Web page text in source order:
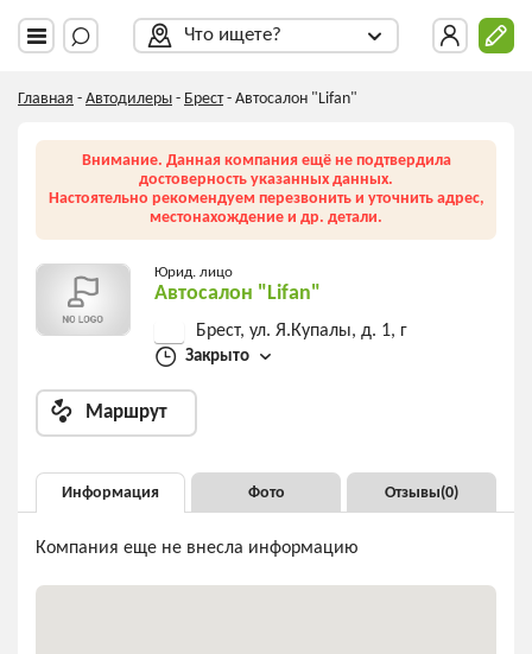
Что ищете?
Главная - Автодилеры - Брест- Автосалон "Lifan"
Внимание. Данная компания ещё не подтвердила
достоверность указанных данных.
Настоятельно рекомендуем перезвонить и уточнить адрес,
местонахождение и др. детали.
Юрид. лицо
Автосалон "Lifan"
Брест, ул. Я.Купалы, д. 1, г
Закрыто
Маршрут
Информация Фото Отзывы(0)
Компания еще не внесла информацию